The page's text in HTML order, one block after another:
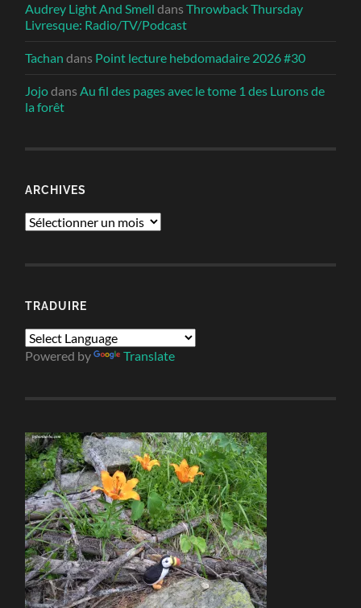
Audrey Light And Smell dansThrowback Thursday
Livresque: Radio/TV/Podcast
Tachan dans Point lecture hebdomadaire 2026 #30
JojodansAu fil des pages avec le tome 1 des Lurons de
la forêt
ARCHIVES
Archives
TRADUIRE
Powered by Translate